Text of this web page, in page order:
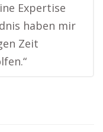
Expertise
haben mir
Zeit